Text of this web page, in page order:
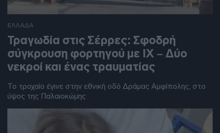
ΕΛΛΑΔΑ
Τραγωδία στις Σέρρες: Σφοδρή
σύγκρουση φορτηγού με ΙΧ – Δύο
νεκροί και ένας τραυματίας
Το τροχαίο έγινε στην εθνική οδό Δράμας Αμφίπολης, στο
ύψος της Παλαιοκώμης